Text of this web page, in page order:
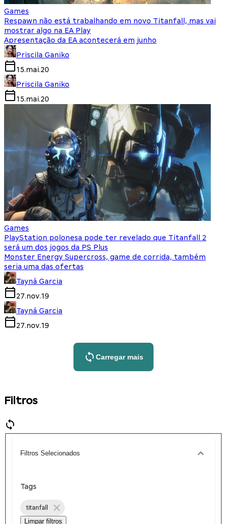
Games
Respawn não está trabalhando em novo Titanfall, mas vai
mostrar algo na EA Play
Apresentação da EA acontecerá em junho
Priscila Ganiko
15.mai.20
Priscila Ganiko
15.mai.20
Games
PlayStation polonesa pode ter revelado que Titanfall 2
será um dos jogos da PS Plus
Monster Energy Supercross, game de corrida, também
seria uma das ofertas
Tayná Garcia
27.nov.19
Tayná Garcia
27.nov.19
Carregar mais
Filtros
Filtros Selecionados
Tags
titanfall
Limpar filtros